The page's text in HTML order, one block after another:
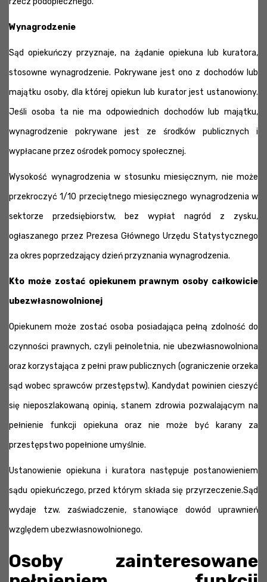
Wynagrodzenie
Sąd opiekuńczy przyznaje, na żądanie opiekuna lub kuratora,
stosowne wynagrodzenie. Pokrywane jest ono z dochodów lub
majątku osoby, dla której opiekun lub kurator jest ustanowiony.
Jeśli osoba ta nie ma odpowiednich dochodów lub majątku,
wynagrodzenie pokrywane jest ze środków publicznych i
wypłacane przez ośrodek pomocy społecznej.
Wysokość wynagrodzenia w stosunku miesięcznym, nie może
przekroczyć 1/10 przeciętnego miesięcznego wynagrodzenia w
sektorze przedsiębiorstw, bez wypłat nagród z zysku,
ogłaszanego przez Prezesa Głównego Urzędu Statystycznego
za okres poprzedzający dzień przyznania wynagrodzenia.
Kto może zostać opiekunem prawnym osoby całkowicie
ubezwłasnowolnionej
Opiekunem może zostać osoba posiadająca pełną zdolność do
czynności prawnych, czyli pełnoletnia, nie ubezwłasnowolniona
oraz korzystająca z pełni praw publicznych (ograniczenie orzeka
sąd wobec sprawców przestępstw). Kandydat powinien cieszyć
się nieposzlakowaną opinią, stanem zdrowia pozwalającym na
pełnienie funkcji opiekuna oraz nie może być karany za
przestępstwo popełnione umyślnie.
Ustanowienie opiekuna i kuratora następuje postanowieniem
sądu opiekuńczego, przed którym składa się przyrzeczenie.Sąd
wydaje tzw. zaświadczenie, stanowiące dowód uprawnień
względem ubezwłasnowolnionego.
Osoby zainteresowane